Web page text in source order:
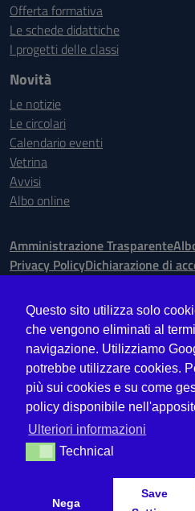
Offerta formativa
Le schede didattiche
I progetti delle classi
Novità
Le notizie
Le circolari
Calendario eventi
Vetrina
Avvisi
Albo online
Amministrazione Trasparente
Privacy PolicyDichiarazione di
Indirizzo:Via Ugo Bassi is. 148 n. 73 -
Centralino:090.9012763 Email:
Posta elettronica certificata (PEC):
Codice fiscale: 03224560833
Codice meccanografico:MEIS027008
Codice Indice delle Pubbliche
Questo sito utilizza solo
che vengono eliminati al
navigazione. Utilizziamo
potrebbe utilizzare cookies.
più sui cookies e su come
policy disponibile
Ulteriori informazioni
TechnicalTechnical
Nega
Save